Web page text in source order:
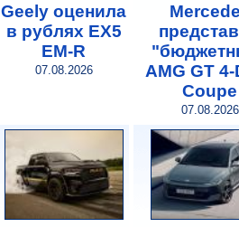
Geely оценила
в рублях EX5
EM-R
07.08.2026
AMG GT
Coupe
07.08.2026